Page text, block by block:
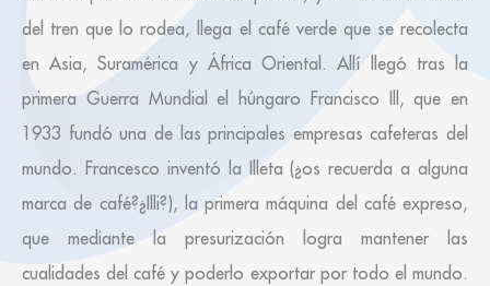
del tren que lo rodea, llega el café verde que se recolecta
en Asia, Suramérica y África Oriental. Allí llegó tras la
primera Guerra Mundial el húngaro Francisco Ill, que en
1933 fundó una de las principales empresas cafeteras del
mundo. Francesco inventó la Illeta (¿os recuerda a alguna
marca de café?¿Illi?), la primera máquina del café expreso,
que mediante la presurización logra mantener las
cualidades del café y poderlo exportar por todo el mundo.